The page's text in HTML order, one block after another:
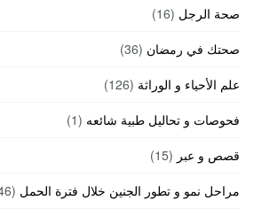
صحة الرجل (16)
صحتك في رمضان (36)
علم الأحياء و الوراثة (126)
فحوصات و تحاليل طبية شائعه (1)
قصص و عبر (15)
مراحل نمو و تطور الجنين خلال فترة الحمل (46)